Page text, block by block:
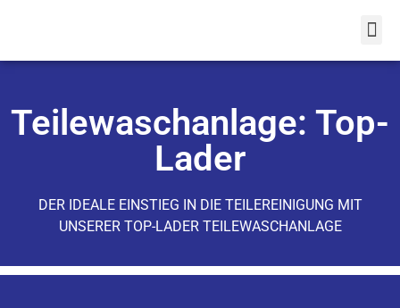
Teilewaschanlage: Top-
Lader
DER IDEALE EINSTIEG IN DIE TEILEREINIGUNG MIT
UNSERER TOP-LADER TEILEWASCHANLAGE